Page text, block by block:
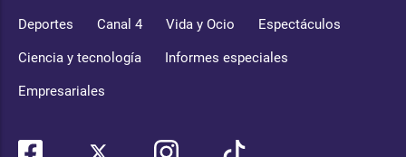
Deportes Canal 4 Vida y Ocio Espectáculos
Ciencia y tecnología Informes especiales
Empresariales